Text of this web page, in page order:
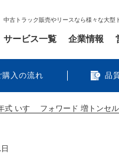
中古トラック販売やリースなら様々な大型
購入の流れ 品
サービス一覧 企業情報
式 いすゞ フォワード 増トンセ